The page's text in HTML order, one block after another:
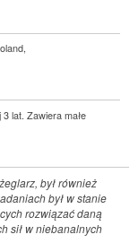
lat. Zawiera małe
był również
był w stanie
rozwiązać daną
sił w niebanalnych